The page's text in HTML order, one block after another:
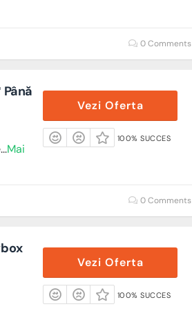
0 Comments
...Mai
Vezi Oferta
100% SUCCES
0 Comments
Vezi Oferta
100% SUCCES